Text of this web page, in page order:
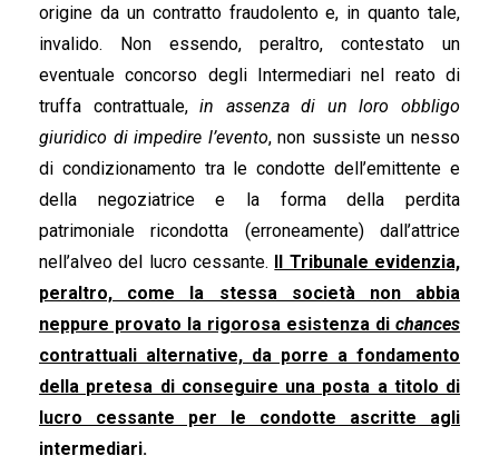
origine da un contratto fraudolento e, in quanto tale,
invalido. Non essendo, peraltro, contestato un
eventuale concorso degli Intermediari nel reato di
truffa contrattuale,in assenza di un loro obbligo
giuridico di impedire l’evento, non sussiste un nesso
di condizionamento tra le condotte dell’emittente e
della negoziatrice e la forma della perdita
patrimoniale ricondotta (erroneamente) dall’attrice
nell’alveo del lucro cessante. Il Tribunale evidenzia,
peraltro, come la stessa società non abbia
neppure provato la rigorosa esistenza di chances
contrattuali alternative, da porre a fondamento
della pretesa di conseguire una posta a titolo di
lucro cessante per le condotte ascritte agli
intermediari.